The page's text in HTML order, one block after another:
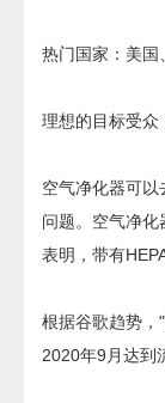
热门国家：美国
理想的目标受众
空气净化器可
问题。空气净
表明，带有
根据谷歌趋势，
2020年9月达到